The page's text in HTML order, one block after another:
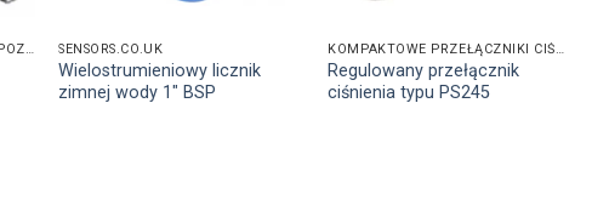
MECHANICZNE PRZEŁĄCZNIKI POZIOMU SENSORS.CO.UK
Wielostrumieniowy licznik
zimnej wody 1″ BSP
KOMPAKTOWE PRZEŁĄCZNIKI CIŚNIENIA
Regulowany przełącznik
ciśnienia typu PS245